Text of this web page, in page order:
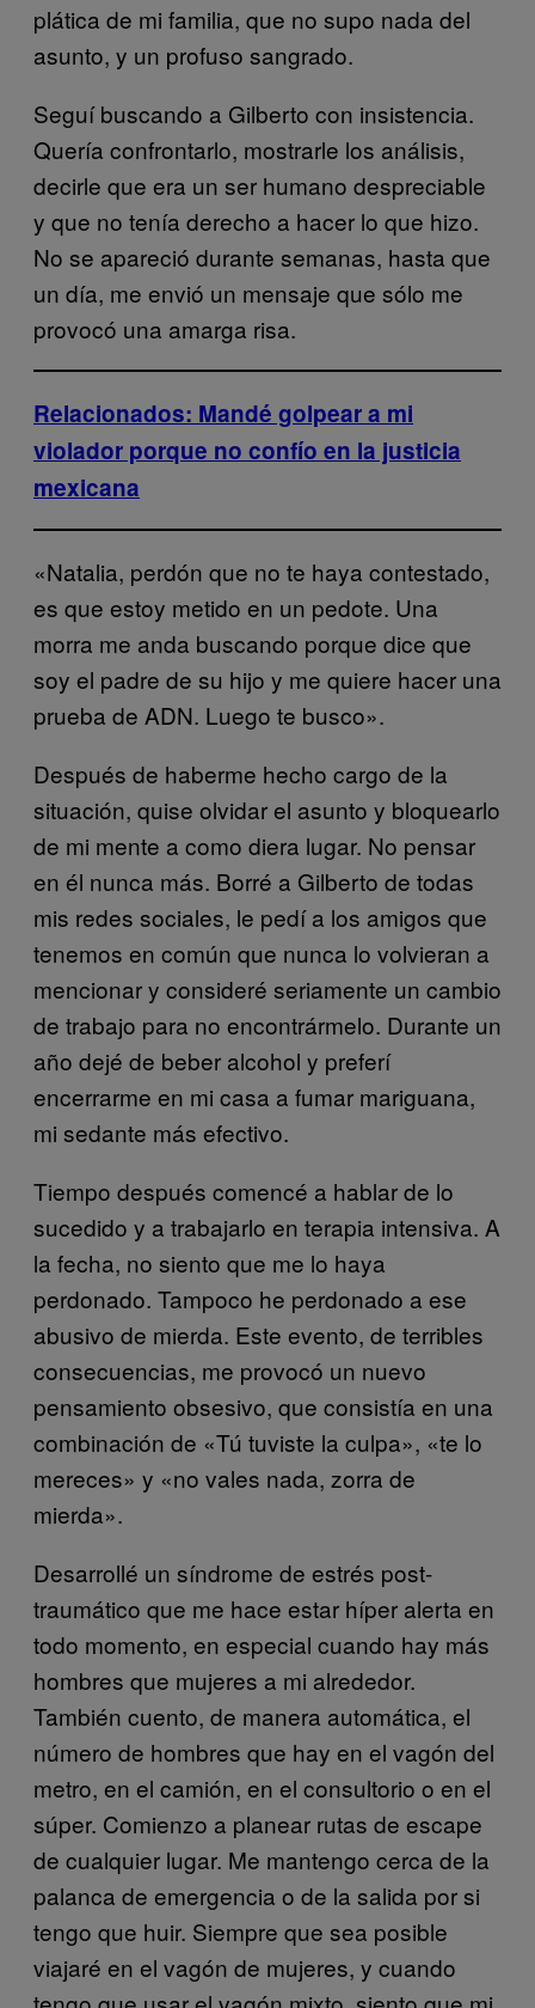
plática de mi familia, que no supo nada del
asunto, y un profuso sangrado.
Seguí buscando a Gilberto con insistencia.
Quería confrontarlo, mostrarle los análisis,
decirle que era un ser humano despreciable
y que no tenía derecho a hacer lo que hizo.
No se apareció durante semanas, hasta que
un día, me envió un mensaje que sólo me
provocó una amarga risa.
Relacionados: Mandé golpear a mi
violador porque no confío en la justicia
mexicana
«Natalia, perdón que no te haya contestado,
es que estoy metido en un pedote. Una
morra me anda buscando porque dice que
soy el padre de su hijo y me quiere hacer una
prueba de ADN. Luego te busco».
Después de haberme hecho cargo de la
situación, quise olvidar el asunto y bloquearlo
de mi mente a como diera lugar. No pensar
en él nunca más. Borré a Gilberto de todas
mis redes sociales, le pedí a los amigos que
tenemos en común que nunca lo volvieran a
mencionar y consideré seriamente un cambio
de trabajo para no encontrármelo. Durante un
año dejé de beber alcohol y preferí
encerrarme en mi casa a fumar mariguana,
mi sedante más efectivo.
Tiempo después comencé a hablar de lo
sucedido y a trabajarlo en terapia intensiva. A
la fecha, no siento que me lo haya
perdonado. Tampoco he perdonado a ese
abusivo de mierda. Este evento, de terribles
consecuencias, me provocó un nuevo
pensamiento obsesivo, que consistía en una
combinación de «Tú tuviste la culpa», «te lo
mereces» y «no vales nada, zorra de
mierda».
Desarrollé un síndrome de estrés post-
traumático que me hace estar híper alerta en
todo momento, en especial cuando hay más
hombres que mujeres a mi alrededor.
También cuento, de manera automática, el
número de hombres que hay en el vagón del
metro, en el camión, en el consultorio o en el
súper. Comienzo a planear rutas de escape
de cualquier lugar. Me mantengo cerca de la
palanca de emergencia o de la salida por si
tengo que huir. Siempre que sea posible
viajaré en el vagón de mujeres, y cuando